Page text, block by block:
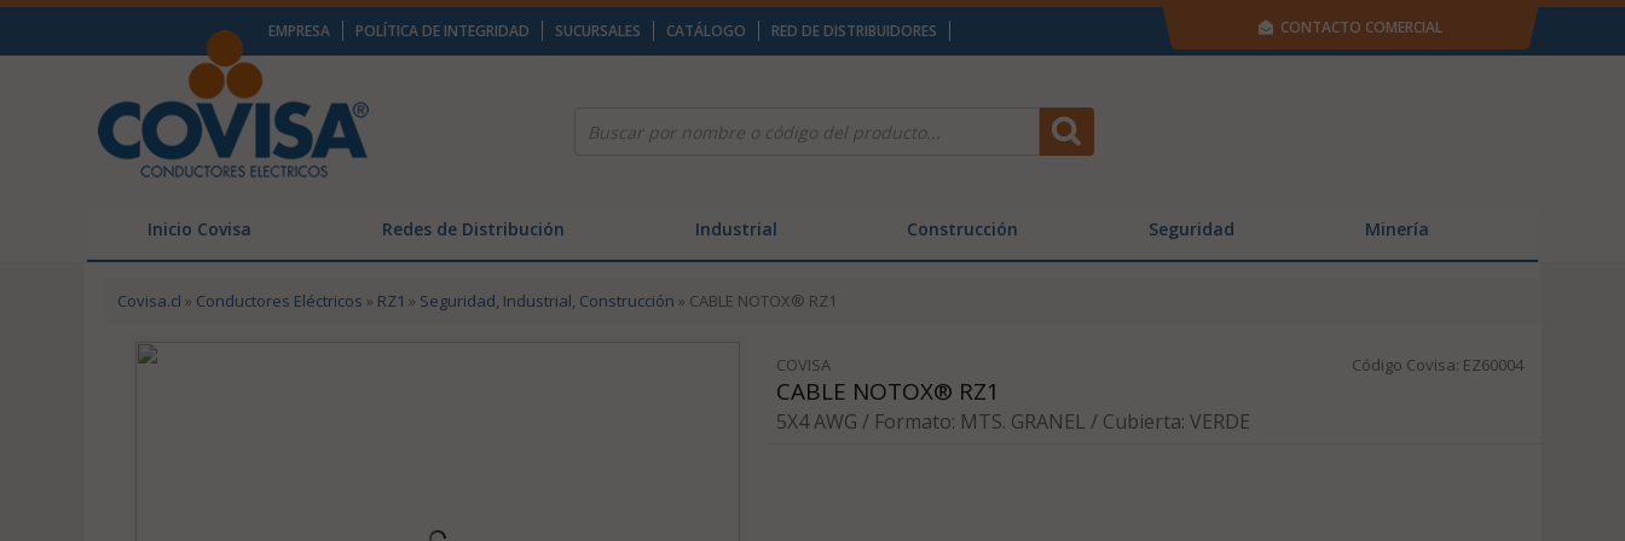
EMPRESA POLÍTICA DE INTEGRIDAD SUCURSALES CATÁLOGO RED DE DISTRIBUIDORES CONTACTO COMERCIAL
Inicio Covisa Redes de Distribución Industrial Construcción Seguridad Minería
Covisa.cl » Conductores Eléctricos » RZ1 » Seguridad, Industrial, Construcción » CABLE NOTOX® RZ1
COVISA Código Covisa: EZ60004
CABLE NOTOX® RZ1
5X4 AWG / Formato: MTS. GRANEL / Cubierta: VERDE